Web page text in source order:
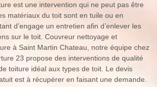
est une intervention qui ne peut pas être
matériaux du toit sont en tuile ou en
d’engage un entretien afin d’enlever les
sur le toit. Couvreur nettoyage et
à Saint Martin Chateau, notre équipe chez
23 propose des interventions de qualité
toiture idéal aux types de toit. Le devis
est à récupérer en faisant une demande.